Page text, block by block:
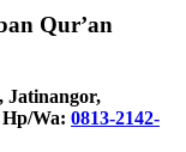
Qur’an
Jatinangor,
Wa: 0813-2142-